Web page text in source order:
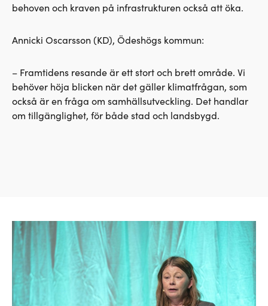
behoven och kraven på infrastrukturen också att öka.
Annicki Oscarsson (KD), Ödeshögs kommun:
– Framtidens resande är ett stort och brett område. Vi
behöver höja blicken när det gäller klimatfrågan, som
också är en fråga om samhällsutveckling. Det handlar
om tillgänglighet, för både stad och landsbygd.